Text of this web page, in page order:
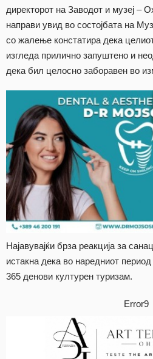
директорот на Заводот и музеј –
направи увид во состојбата на
со жалење констатира дека
изгледа прилично запуштено и
дека бил целосно заборавен во
Најавувајќи брза реакција за
истакна дека во наредниот
365 денови културен туризам.
Error9